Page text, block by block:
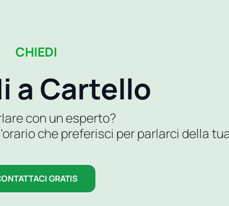
CHIEDI
a Cartello
con un esperto?
che preferisci per parlarci della
GRATIS